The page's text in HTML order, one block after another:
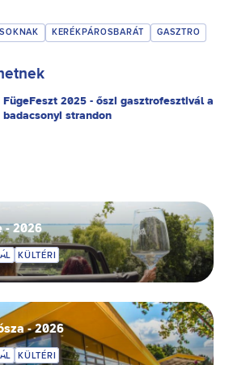
KERÉKPÁROSBARÁT GASZTRO
FügeFeszt 2025 - őszi gasztrofesztivál a
badacsonyi strandon
- 2026
KÜLTÉRI
- 2026
KÜLTÉRI